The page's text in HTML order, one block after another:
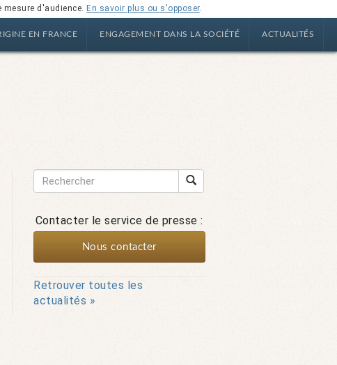
d'audience. En savoir plus ou s'opposer.
EN FRANCE ENGAGEMENT DANS LA SOCIÉTÉ ACTUALITÉS
Contacter le service de presse :
Nous contacter
Retrouver toutes les
actualités »